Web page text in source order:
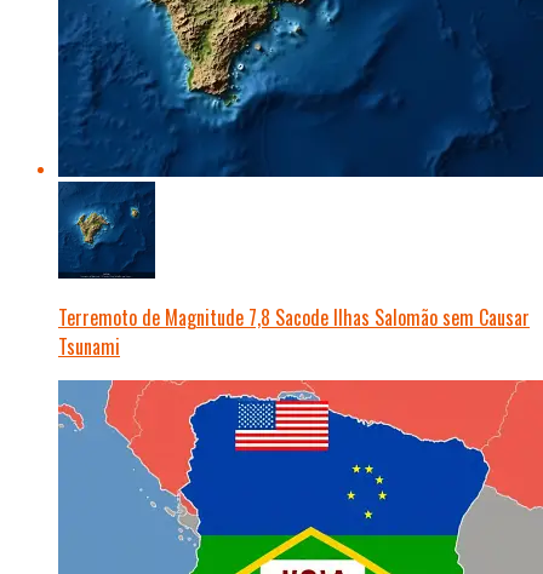
Terremoto de Magnitude 7,8 Sacode Ilhas Salomão sem Causar
Tsunami